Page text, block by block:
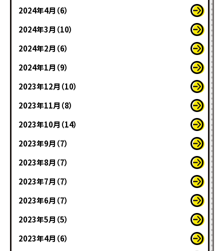
2024年4月（6）
2024年3月（10）
2024年2月（6）
2024年1月（9）
2023年12月（10）
2023年11月（8）
2023年10月（14）
2023年9月（7）
2023年8月（7）
2023年7月（7）
2023年6月（7）
2023年5月（5）
2023年4月（6）